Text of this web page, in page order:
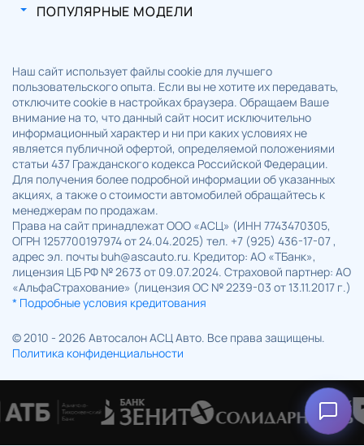
ПОПУЛЯРНЫЕ МОДЕЛИ
Наш сайт использует файлы cookie для лучшего
пользовательского опыта. Если вы не хотите их передавать,
отключите cookie в настройках браузера. Обращаем Ваше
внимание на то, что данный сайт носит исключительно
информационный характер и ни при каких условиях не
является публичной офертой, определяемой положениями
статьи 437 Гражданского кодекса Российской Федерации.
Для получения более подробной информации об указанных
акциях, а также о стоимости автомобилей обращайтесь к
менеджерам по продажам.
Права на сайт принадлежат ООО «АСЦ» (ИНН 7743470305,
ОГРН 1257700197974 от 24.04.2025) тел. +7 (925) 436-17-07 ,
адрес эл. почты buh@ascauto.ru. Кредитор: АО «ТБанк»,
лицензия ЦБ РФ № 2673 от 09.07.2024. Страховой партнер: АО
«АльфаСтрахование» (лицензия ОС № 2239-03 от 13.11.2017 г.)
* Подробные условия кредитования
© 2010 - 2026 Автосалон АСЦ Авто. Все права защищены.
Политика конфиденциальности